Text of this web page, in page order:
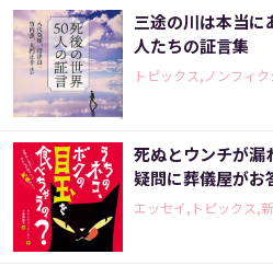
三途の川は本当に
人たちの証言集
トピックス,ノンフィ
死ぬとウンチが漏
疑問に葬儀屋がお
エッセイ,トピックス,